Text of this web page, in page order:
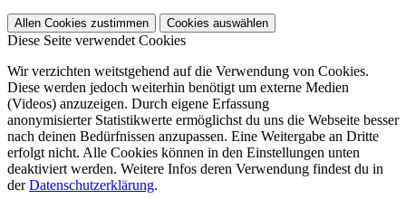
Allen Cookies zustimmen Cookies auswählen
Diese Seite verwendet Cookies
Wir verzichten weitstgehend auf die Verwendung von Cookies.
Diese werden jedoch weiterhin benötigt um externe Medien
(Videos) anzuzeigen. Durch eigene Erfassung
anonymisierter Statistikwerte ermöglichst du uns die Webseite besser
nach deinen Bedürfnissen anzupassen. Eine Weitergabe an Dritte
erfolgt nicht. Alle Cookies können in den Einstellungen unten
deaktiviert werden. Weitere Infos deren Verwendung findest du in
derDatenschutzerklärung.